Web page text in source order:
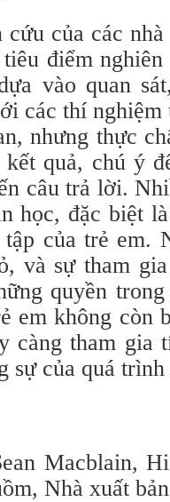
cứu của các
điểm
vào quan
các thí nghiệm
nhưng thực
quả, chú ý
câu trả lời.
học, đặc biệt
của trẻ em.
và sự tham
quyền
em không còn
càng tham gia
sự của quá
Macblain,
Nhà xuất